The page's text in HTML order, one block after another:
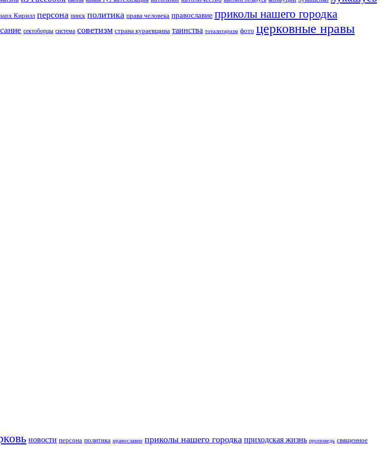
Кирилл персона пинск политика права человека православие приколы нашего городка
сектоборцы система советизм страна кураевщина таинства тоталитаризм фото церковные нравы
новости персона политика православие приколы нашего городка приходская жизнь проповедь священное